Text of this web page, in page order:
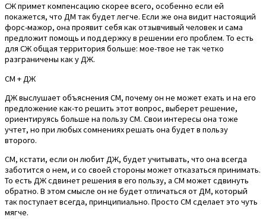
СЖ примет компенсацию скорее всего, особенно если ей
покажется, что ДМ так будет легче. Если же она видит настоящий
форс-мажор, она проявит себя как отзывчивый человек и сама
предложит помощь и поддержку в решении его проблем. То есть
для СЖ общая территория больше: мое-твое не так четко
разграничены как у ДЖ.
СМ + ДЖ
ДЖ выслушает объяснения СМ, почему он не может ехать и на его
предложение как-то решить этот вопрос, выберет решение,
ориентируясь больше на пользу СМ. Свои интересы она тоже
учтет, но при любых сомнениях решать она будет в пользу
второго.
СМ, кстати, если он любит ДЖ, будет учитывать, что она всегда
заботится о нем, и со своей стороны может отказаться принимать.
То есть ДЖ сдвинет решения в его пользу, а СМ может сдвинуть
обратно. В этом смысле он не будет отличаться от ДМ, который
так поступает всегда, принципиально. Просто СМ сделает это чуть
мягче.